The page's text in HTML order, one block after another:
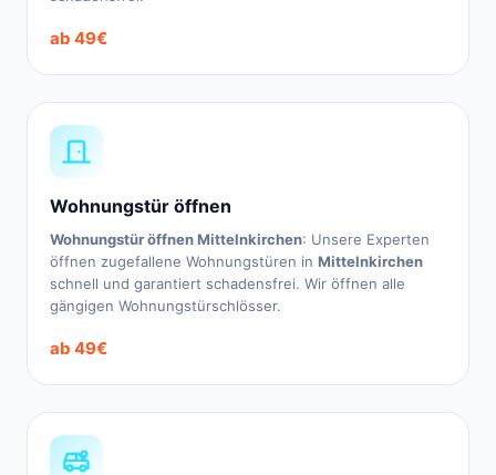
ab 49€
Wohnungstür öffnen
Wohnungstür öffnen Mittelnkirchen: Unsere Experten
öffnen zugefallene Wohnungstüren in Mittelnkirchen
schnell und garantiert schadensfrei. Wir öffnen alle
gängigen Wohnungstürschlösser.
ab 49€